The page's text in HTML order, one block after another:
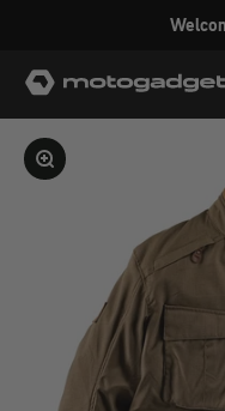
motogadget GmbH
Bild vergrößern